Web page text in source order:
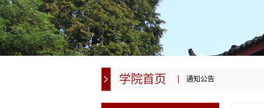
学院首页 通知公告